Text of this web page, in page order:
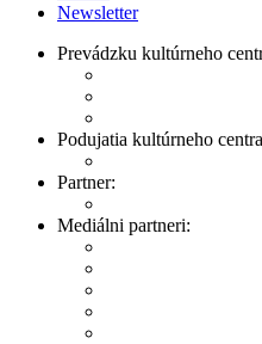
Newsletter
Prevádzku kultúrneho
Podujatia kultúrneho
Partner:
Mediálni partneri: